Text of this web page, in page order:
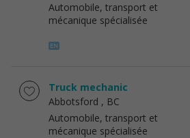
Automobile, transport et
mécanique spécialisée
Truck mechanic
Abbotsford , BC
Automobile, transport et
mécanique spécialisée